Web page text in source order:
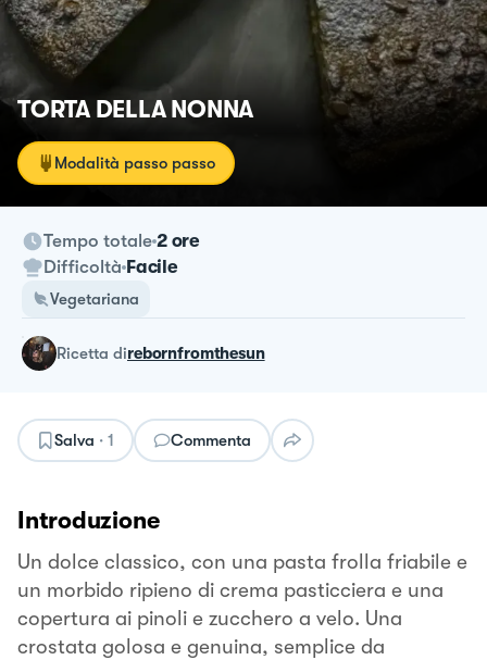
TORTA DELLA NONNA
Modalità passo passo
Tempo totale 2 ore
Difficoltà Facile
Vegetariana
ricetta direbornfromthesun
Salva · 1 Commenta
Introduzione
Un dolce classico, con una pasta frolla friabile e
un morbido ripieno di crema pasticciera e una
copertura ai pinoli e zucchero a velo. Una
crostata golosa e genuina, semplice da